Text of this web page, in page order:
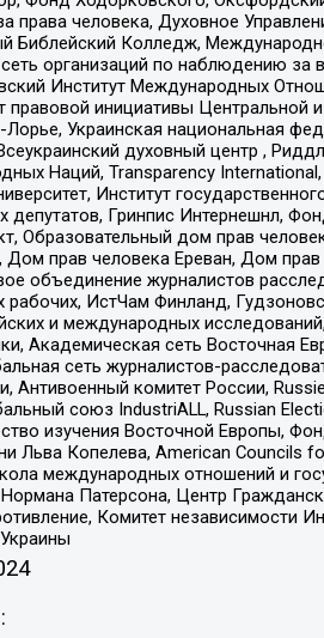
человека, Духовное
Колледж,
организаций по наблюдению
Институт Международных
правовой инициативы
Украинская национальная
духовный центр ,
Наций, Transparеncy
Институт
Гринпис Интернешнл,
Образовательный дом прав
прав человека Ереван, Дом
объединение журналистов
ИстЧам Финланд,
и международных
Академическая сеть Восточная
сеть журналистов-
комитет России,
союз IndustriALL, Russian
изучения Восточной Европы,
Копелева, American Councils
международных отношений и
Патерсона, Центр
Комитет независимости